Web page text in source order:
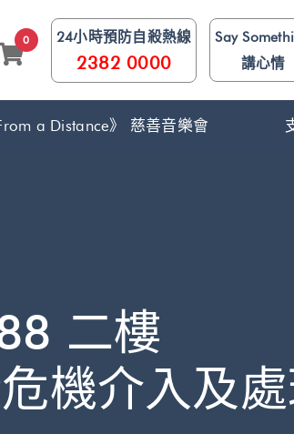
0 24小時預防自殺熱線
2382 0000
Say
講心情
a Distance》 慈善音樂會
二樓
機介入及